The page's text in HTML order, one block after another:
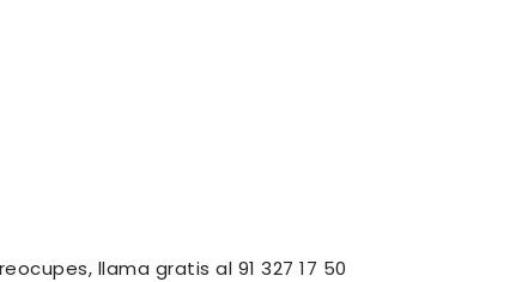
llama gratis al 91 327 17 50